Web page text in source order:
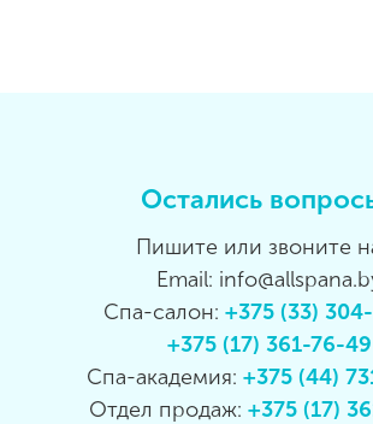
Остались
Пишите или звоните
Email:
Спа-салон:+375 (33)
+375 (17) 361-76-49
Спа-академия: +375 (44)
Отдел продаж: +375 (17)